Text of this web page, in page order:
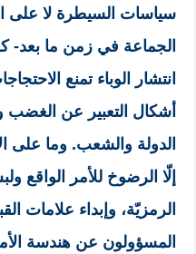
سياسات السيطرة لا على
الجماعة في زمن ما بعد-
انتشار الوباء تمنع
أشكال التعبير عن الغضب
الدولة والشعب. وما على
إلّا الرضوخ للأمر الواقع
الرمزيّة، وإبداء علامات
المسؤولون عن هندسة